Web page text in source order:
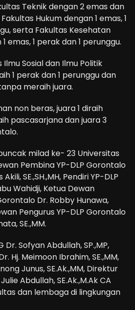
Teknik dengan 2 emas dan
Hukum dengan 1 emas, 1
serta Fakultas Kesehatan
emas, 1 perak dan 1 perunggu.
Sosial dan Ilmu Politik
1 perak dan 1 perunggu dan
meraih juara.
non beras, juara 1 diraih
pascasarjana dan juara 3
milad ke- 23 Universitas
Pembina YP-DLP Gorontalo
SE.,SH.,MH, Pendiri YP-DLP
Wahidji, Ketua Dewan
Dr. Robby Hunawa,
Pengurus YP-DLP Gorontalo
SE.,MM.
Sofyan Abdullah, SP.,MP,
Hj. Meimoon Ibrahim, SE.,MM,
Junus, SE.Ak.,MM, Direktur
Abdullah, SE.Ak.,M.Ak CA
dan lembaga di lingkungan